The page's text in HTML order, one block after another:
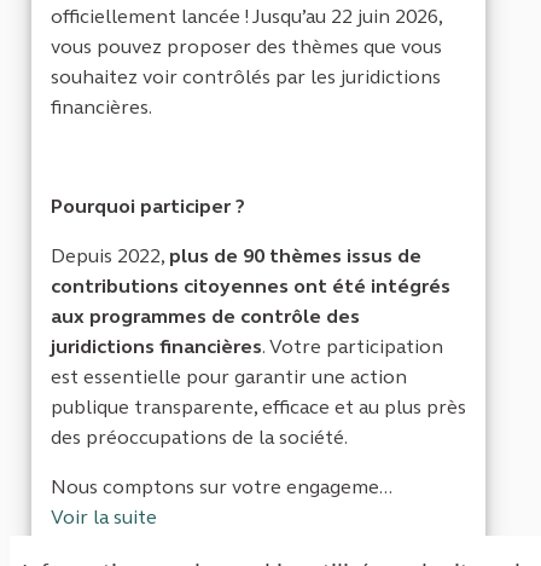
officiellement lancée ! Jusqu’au 22 juin 2026,
vous pouvez proposer des thèmes que vous
souhaitez voir contrôlés par les juridictions
financières.
Pourquoi participer ?
Depuis 2022, plus de 90 thèmes issus de
contributions citoyennes ont été intégrés
aux programmes de contrôle des
juridictions financières. Votre participation
est essentielle pour garantir une action
publique transparente, efficace et au plus près
des préoccupations de la société.
Nous comptons sur votre engageme...
Voir la suite